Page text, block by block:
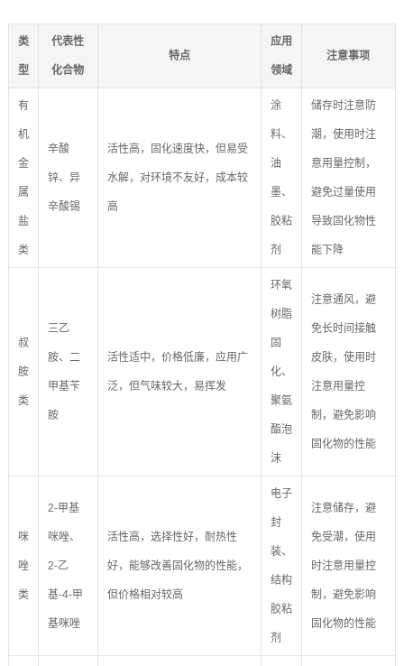
类
型
代表性
化合物
特点
应用
领域
注意事项
有
机
金
属
盐
类
辛酸
锌、异
辛酸锡
活性高，固化速度快，但易受
水解，对环境不友好，成本较
高
涂
料、
油
墨、
胶粘
剂
储存时注意防
潮，使用时注
意用量控制，
避免过量使用
导致固化物性
能下降
叔
胺
类
三乙
胺、二
甲基苄
胺
活性适中，价格低廉，应用广
泛，但气味较大，易挥发
环氧
树脂
固
化、
聚氨
酯泡
沫
注意通风，避
免长时间接触
皮肤，使用时
注意用量控
制，避免影响
固化物的性能
咪
唑
类
2-甲基
咪唑、
2-乙
基-4-甲
基咪唑
活性高，选择性好，耐热性
好，能够改善固化物的性能，
但价格相对较高
电子
封
装、
结构
胶粘
剂
注意储存，避
免受潮，使用
时注意用量控
制，避免影响
固化物的性能